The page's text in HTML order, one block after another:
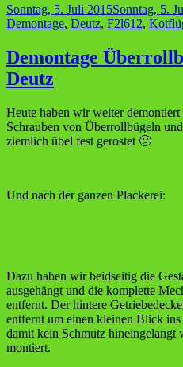
Veröffentlicht
am
Sonntag, 5. Juli 2015Sonntag, 5.
Demontage, Deutz, F2l612,
Demontage
Deutz
Heute haben wir weiter demontiert
Schrauben von Überrollbügeln
ziemlich übel fest gerostet 🙁
Und nach der ganzen Plackerei:
Dazu haben wir beidseitig die
ausgehängt und die komplette
entfernt. Der hintere
entfernt um einen kleinen Blick
damit kein Schmutz hineingelangt
montiert.